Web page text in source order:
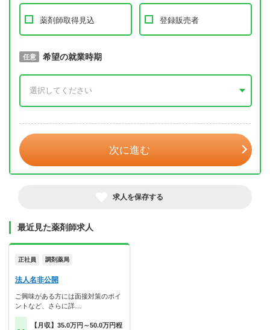
薬剤師取得見込 登録販売者
必須 取得予定年
任意 希望の就業時期
次に進む
求人を保存する
最近見た薬剤師求人
正社員 調剤薬局
法人名非公開
ご興味がある方には面接対策のポイ
ントなど、さらに詳…
【月収】35.0万円～50.0万円程